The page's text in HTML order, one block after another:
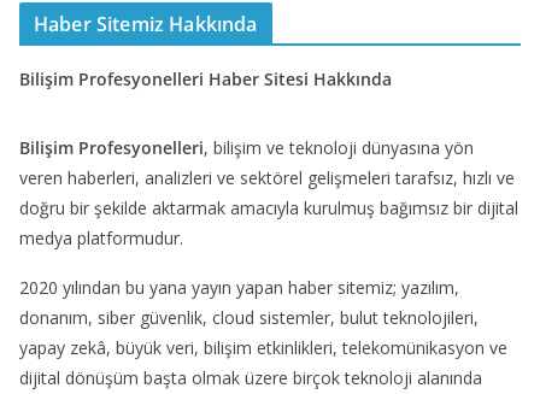
Haber Sitemiz Hakkında
Bilişim Profesyonelleri Haber Sitesi Hakkında
Bilişim Profesyonelleri, bilişim ve teknoloji dünyasına yön
veren haberleri, analizleri ve sektörel gelişmeleri tarafsız, hızlı ve
doğru bir şekilde aktarmak amacıyla kurulmuş bağımsız bir dijital
medya platformudur.
2020 yılından bu yana yayın yapan haber sitemiz; yazılım,
donanım, siber güvenlik, cloud sistemler, bulut teknolojileri,
yapay zekâ, büyük veri, bilişim etkinlikleri, telekomünikasyon ve
dijital dönüşüm başta olmak üzere birçok teknoloji alanında